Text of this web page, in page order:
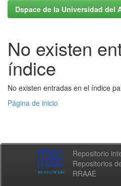
Dspace de la Universidad del
No existen
índice
No existen entradas en el índice
Página de inicio
Repositorio
Repositorios
RRAAE